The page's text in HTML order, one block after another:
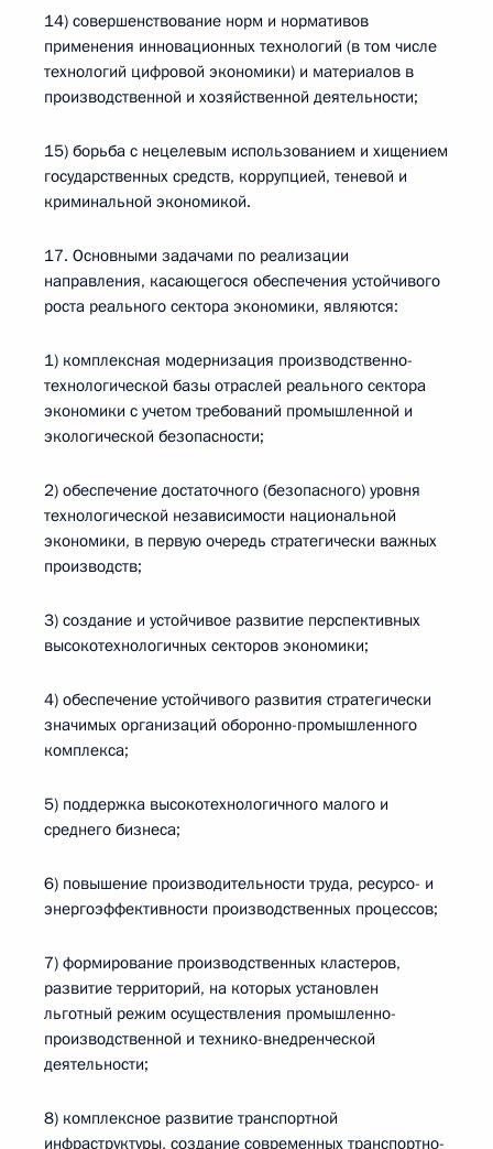
14) совершенствование норм и нормативов
применения инновационных технологий (в том числе
технологий цифровой экономики) и материалов в
производственной и хозяйственной деятельности;
15) борьба с нецелевым использованием и хищением
государственных средств, коррупцией, теневой и
криминальной экономикой.
17. Основными задачами по реализации
направления, касающегося обеспечения устойчивого
роста реального сектора экономики, являются:
1) комплексная модернизация производственно-
технологической базы отраслей реального сектора
экономики с учетом требований промышленной и
экологической безопасности;
2) обеспечение достаточного (безопасного) уровня
технологической независимости национальной
экономики, в первую очередь стратегически важных
производств;
3) создание и устойчивое развитие перспективных
высокотехнологичных секторов экономики;
4) обеспечение устойчивого развития стратегически
значимых организаций оборонно-промышленного
комплекса;
5) поддержка высокотехнологичного малого и
среднего бизнеса;
6) повышение производительности труда, ресурсо- и
энергоэффективности производственных процессов;
7) формирование производственных кластеров,
развитие территорий, на которых установлен
льготный режим осуществления промышленно-
производственной и технико-внедренческой
деятельности;
8) комплексное развитие транспортной
инфраструктуры, создание современных транспортно-